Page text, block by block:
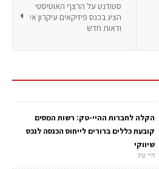
סטודנט על הרצף האוטיסטי
הציג בכנס פיזיקאים עיקרון אי
ודאות חדש
הקלה לחברות ההיי-טק: רשות המסים
קובעת כללים ברורים לייחוס הכנסה לנכס
שיווקי
היי טק